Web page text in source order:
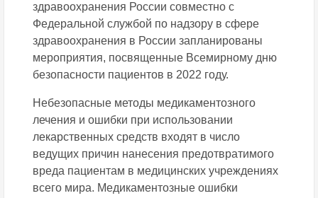
здравоохранения России совместно с
Федеральной службой по надзору в сфере
здравоохранения в России запланированы
мероприятия, посвященные Всемирному дню
безопасности пациентов в 2022 году.
Небезопасные методы медикаментозного
лечения и ошибки при использовании
лекарственных средств входят в число
ведущих причин нанесения предотвратимого
вреда пациентам в медицинских учреждениях
всего мира. Медикаментозные ошибки